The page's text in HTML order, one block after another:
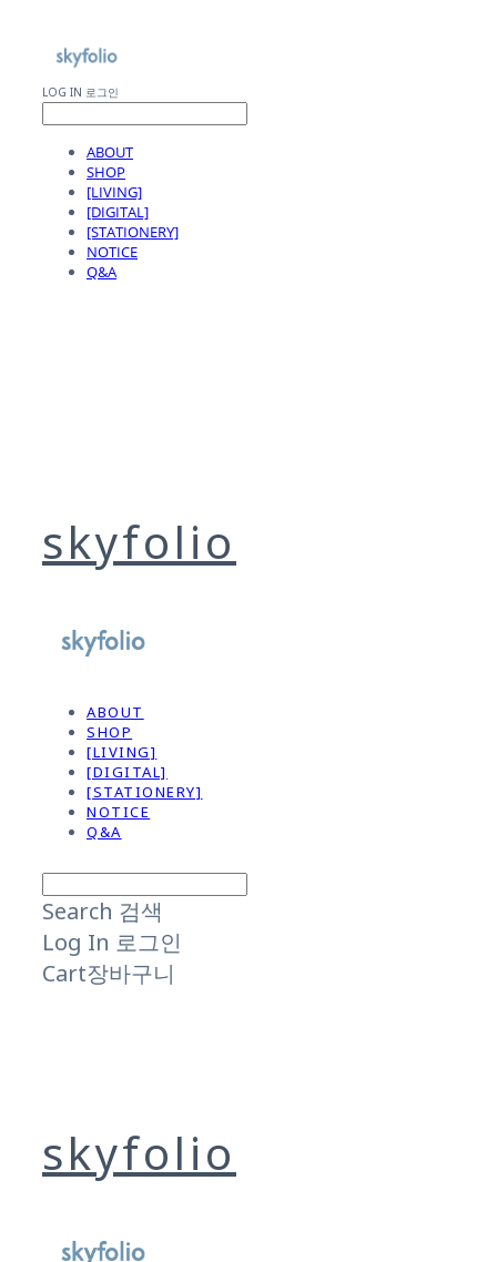
LOG IN 로그인
ABOUT
SHOP
[LIVING]
[DIGITAL]
[STATIONERY]
NOTICE
Q&A
skyfolio
ABOUT
SHOP
[LIVING]
[DIGITAL]
[STATIONERY]
NOTICE
Q&A
Search 검색
Log In 로그인
Cart장바구니
skyfolio